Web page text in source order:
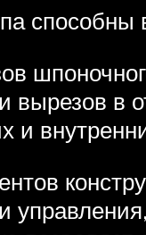
вырезов в
и